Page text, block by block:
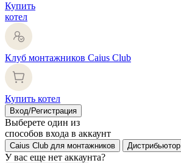
Купить
котел
Клуб монтажников Caius Club
Купить котел
Вход/Регистрация
Выберете один из
способов входа в аккаунт
Caius Club для монтажников Дистрибьютор
У вас еще нет аккаунта?